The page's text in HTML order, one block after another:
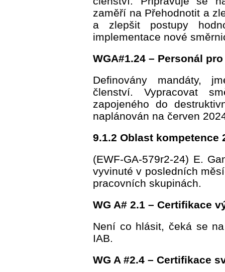
zaměří na Přehodnotit a
a zlepšit postupy
implementace nové
WGA#1.24 – Personál
Definovány mandáty,
členství. Vypracovat
zapojeného do
naplánován na červen
9.1.2 Oblast kompetence
(EWF-GA-579r2-24) E.
vyvinuté v posledních
pracovních skupinách.
WG A# 2.1 – Certifikace
Není co hlásit, čeká se
IAB.
WG A #2.4 – Certifikace